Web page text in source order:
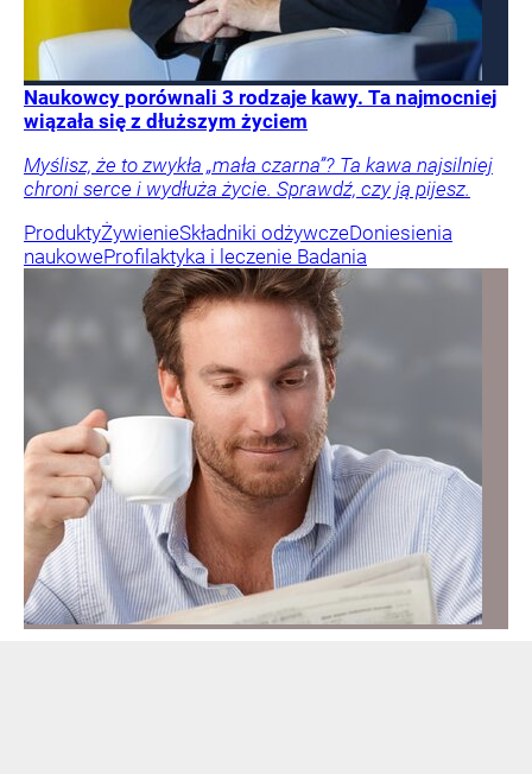
Naukowcy porównali 3 rodzaje kawy. Ta najmocniej
wiązała się z dłuższym życiem
Myślisz, że to zwykła „mała czarna”? Ta kawa najsilniej
chroni serce i wydłuża życie. Sprawdź, czy ją pijesz.
ProduktyŻywienieSkładniki odżywczeDoniesienia
naukoweProfilaktyka i leczenie Badania